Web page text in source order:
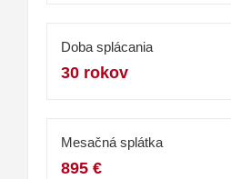
Doba splácania
30 rokov
Mesačná splátka
895 €